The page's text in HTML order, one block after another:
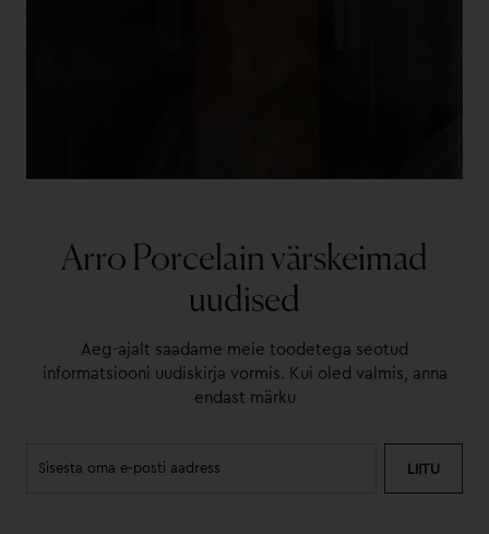
Arro Porcelain värskeimad
uudised
Aeg-ajalt saadame meie toodetega seotud
informatsiooni uudiskirja vormis. Kui oled valmis, anna
endast märku
LIITU